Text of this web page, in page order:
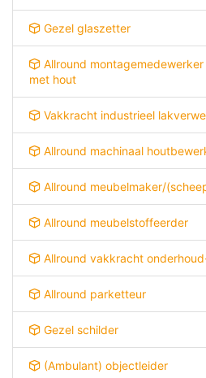
Gezel glaszetter
Allround
met hout
Vakkracht industrieel
Allround machinaal
Allround meubelmaker/
Allround meubelstoffeerder
Allround vakkracht
Allround parketteur
Gezel schilder
(Ambulant) objectleider